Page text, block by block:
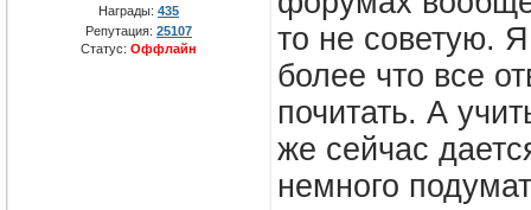
Награды: 435
Репутация: 25107
Статус: Оффлайн
то не советую.
более что все
почитать. А
же сейчас
немного